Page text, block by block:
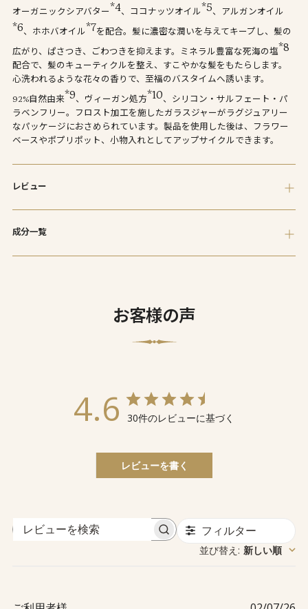
す
オーガニックシアバター*4、ココナッツオイル*5、アルガンオイル
*6、ホホバオイル*7を配合。髪に濃密な潤いを与えてキープし、髪の
広がり、ぱさつき、ごわつきを抑えます。ミネラル豊富な死海の塩*8
配合で、髪のキューティクルを整え、すこやかな髪をもたらします。
心洗われるような花々の香りで、至福のバスタイムへ誘います。
92%自然由来*9、ヴィーガン処方*10、シリコン・サルフェート・パ
ラベンフリー。フロスト加工を施したガラスジャーがラグジュアリー
なパッケージにおさめられています。製品を使用した後は、フラワー
ベースやポプリポット、小物入れとしてアップサイクルできます。
レビュー
成分一覧
お客様の声
4.6 30件のレビューに基づく
レビューを書く
レ
フィルター
並び替え : 新しい順